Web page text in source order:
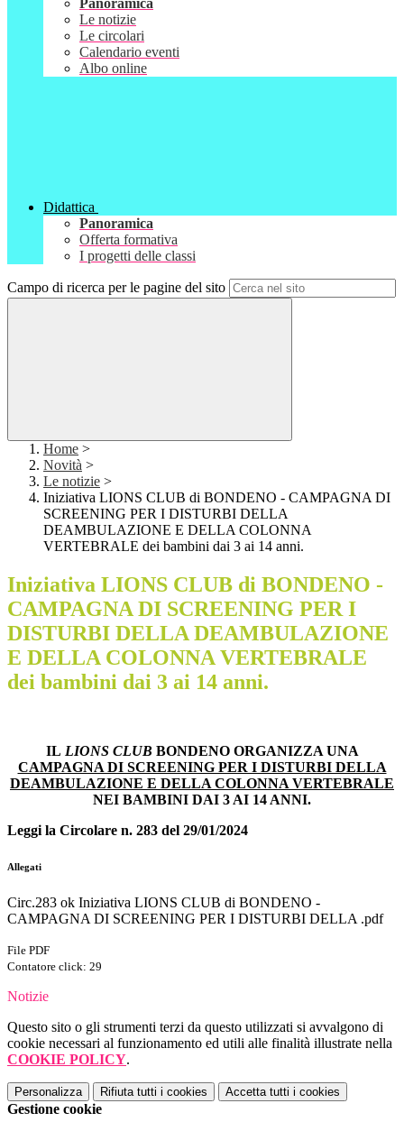
Panoramica
Le notizie
Le circolari
Calendario eventi
Albo online
Didattica
Panoramica
Offerta formativa
I progetti delle classi
Campo di ricerca per le pagine del sito
Home >
Novità >
Le notizie >
Iniziativa LIONS CLUB di BONDENO - CAMPAGNA DI
SCREENING PER I DISTURBI DELLA
DEAMBULAZIONE E DELLA COLONNA
VERTEBRALE dei bambini dai 3 ai 14 anni.
Iniziativa LIONS CLUB di BONDENO -
CAMPAGNA DI SCREENING PER I
DISTURBI DELLA DEAMBULAZIONE
E DELLA COLONNA VERTEBRALE
dei bambini dai 3 ai 14 anni.
IL LIONS CLUB BONDENO ORGANIZZA UNA
CAMPAGNA DI SCREENING PER I DISTURBI DELLA
DEAMBULAZIONE E DELLA COLONNA VERTEBRALE
NEI BAMBINI DAI 3 AI 14 ANNI.
Leggi la Circolare n. 283 del 29/01/2024
Allegati
Circ.283 ok Iniziativa LIONS CLUB di BONDENO -
CAMPAGNA DI SCREENING PER I DISTURBI DELLA .pdf
File PDF
Contatore click: 29
Notizie
Questo sito o gli strumenti terzi da questo utilizzati si avvalgono di
cookie necessari al funzionamento ed utili alle finalità illustrate nella
COOKIE POLICY.
Personalizza Rifiuta tutti i cookies Accetta tutti i cookies
Gestione cookie